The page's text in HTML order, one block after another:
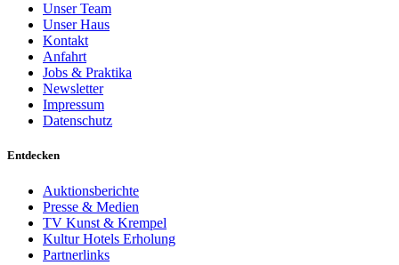
Unser Team
Unser Haus
Kontakt
Anfahrt
Jobs & Praktika
Newsletter
Impressum
Datenschutz
Entdecken
Auktionsberichte
Presse & Medien
TV Kunst & Krempel
Kultur Hotels Erholung
Partnerlinks